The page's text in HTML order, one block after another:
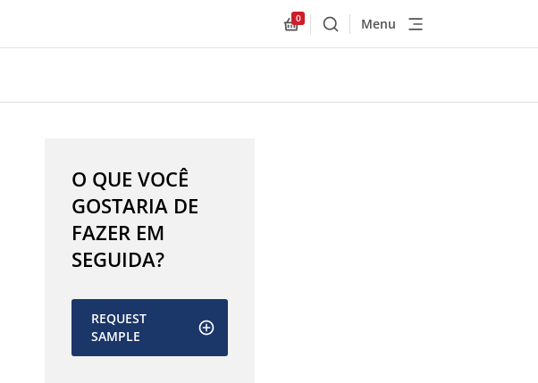
Allnex.GeneralResources.Cart
0
BuscarMenu
O QUE VOCÊ
GOSTARIA DE
FAZER EM
SEGUIDA?
REQUEST
SAMPLE